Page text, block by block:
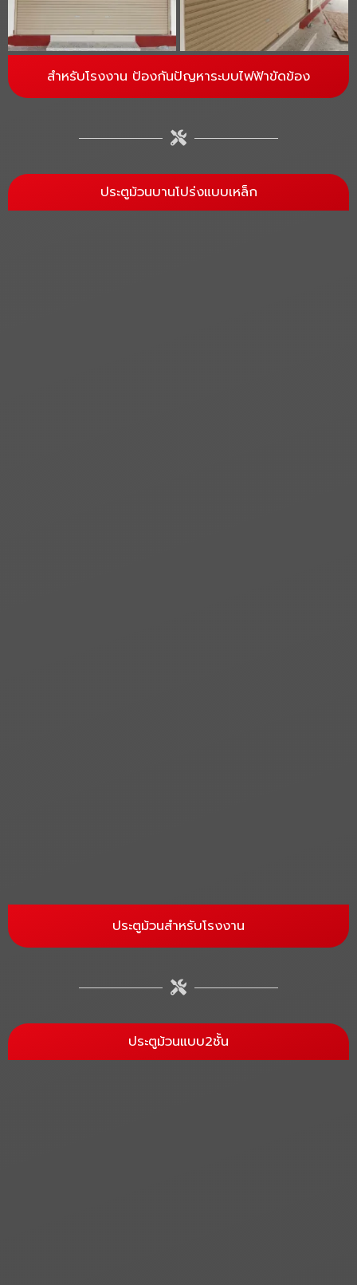
สำหรับโรงงาน ป้องกันปัญหาระบบไฟฟ้าขัดข้อง
ประตูม้วนบานโปร่งแบบเหล็ก
ประตูม้วนสำหรับโรงงาน
ประตูม้วนแบบ2ชั้น